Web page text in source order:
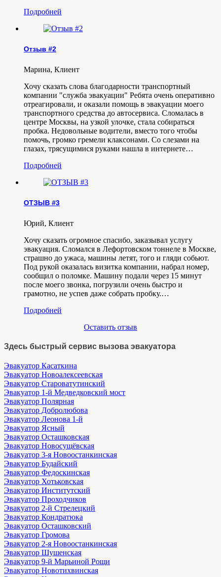
Подробней
Отзыв #2
Марина, Клиент
Хочу сказать слова благодарности транспортный
компании "служба эвакуации" Ребята очень оперативно
отреагировали, и оказали помощь в эвакуации моего
транспортного средства до автосервиса. Сломалась в
центре Москвы, на узкой улочке, стала собираться
пробка. Недовольные водители, вместо того чтобы
помочь, громко гремели клаксонами. Со слезами на
глазах, трясущимися руками нашла в интернете…
Подробней
ОТЗЫВ #3
Юрий, Клиент
Хочу сказать огромное спасибо, заказывал услугу
эвакуация. Сломался в Лефортовском тоннеле в Москве,
страшно до ужаса, машины летят, того и гляди собьют.
Под рукой оказалась визитка компании, набрал номер,
сообщил о поломке. Машину подали через 15 минут
после моего звонка, погрузили очень быстро и
грамотно, не успев даже собрать пробку.…
Подробней
Оставить отзыв
Здесь быстрый сервис вызова эвакуатора
Эвакуатор Касаткина
Эвакуатор Новоалексеевская
Эвакуатор Староватутинский
Эвакуатор 1-й Медведковский мост
Эвакуатор Полярная
Эвакуатор Добролюбова
Эвакуатор Леонова 1-й
Эвакуатор Ясный
Эвакуатор Осташковская
Эвакуатор Новосущёвская
Эвакуатор 3-я Новоостанкинская
Эвакуатор Будайский
Эвакуатор Федоскинская
Эвакуатор Хотьковская
Эвакуатор Институтский
Эвакуатор Проходчиков
Эвакуатор 2-й Стрелецкий
Эвакуатор Кондратюка
Эвакуатор Осташковский
Эвакуатор Громова
Эвакуатор 2-я Новоостанкинская
Эвакуатор Шушенская
Эвакуатор 9-й Марьиной Рощи
Эвакуатор Новотихвинская